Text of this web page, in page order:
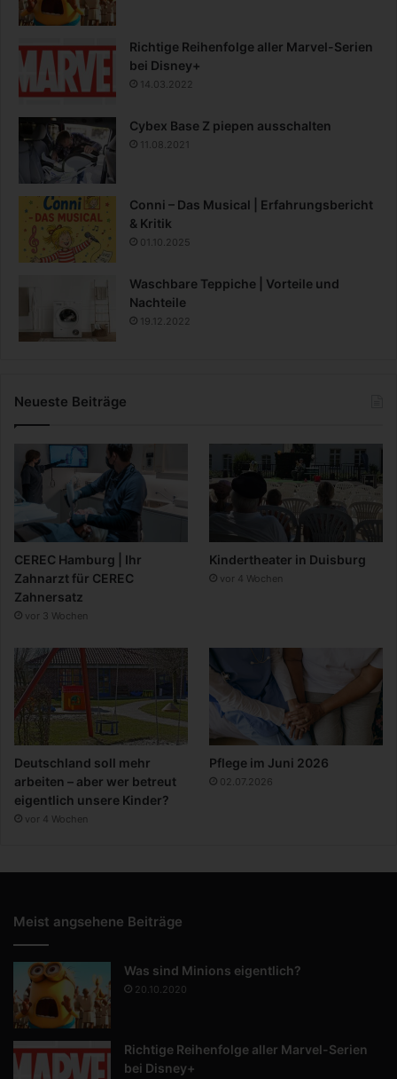
Richtige Reihenfolge aller Marvel-Serien
bei Disney+
14.03.2022
Cybex Base Z piepen ausschalten
11.08.2021
Conni – Das Musical | Erfahrungsbericht
& Kritik
01.10.2025
Waschbare Teppiche | Vorteile und
Nachteile
19.12.2022
Neueste Beiträge
CEREC Hamburg | Ihr
Zahnarzt für CEREC
Zahnersatz
vor 3 Wochen
Kindertheater in Duisburg
vor 4 Wochen
Deutschland soll mehr
arbeiten – aber wer betreut
eigentlich unsere Kinder?
vor 4 Wochen
Pflege im Juni 2026
02.07.2026
Meist angsehene Beiträge
Was sind Minions eigentlich?
20.10.2020
Richtige Reihenfolge aller Marvel-Serien
bei Disney+